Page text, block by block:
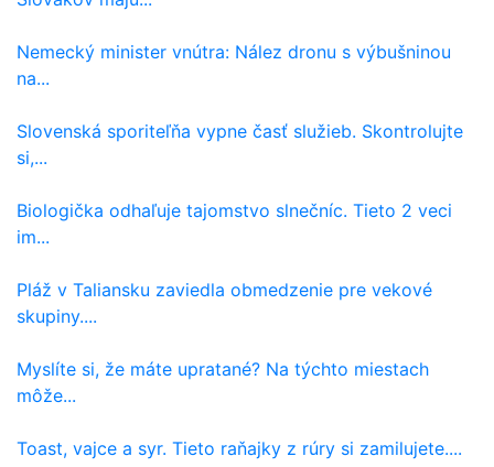
Nemecký minister vnútra: Nález dronu s výbušninou
na...
Slovenská sporiteľňa vypne časť služieb. Skontrolujte
si,...
Biologička odhaľuje tajomstvo slnečníc. Tieto 2 veci
im...
Pláž v Taliansku zaviedla obmedzenie pre vekové
skupiny....
Myslíte si, že máte upratané? Na týchto miestach
môže...
Toast, vajce a syr. Tieto raňajky z rúry si zamilujete....